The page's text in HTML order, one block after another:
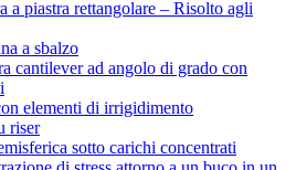
a piastra rettangolare – Risolto agli
a sbalzo
cantilever ad angolo di grado con
elementi di irrigidimento
riser
sotto carichi concentrati